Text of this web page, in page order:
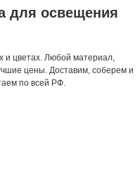
для освещения
и цветах. Любой материал,
цены. Доставим, соберем и
по всей РФ.